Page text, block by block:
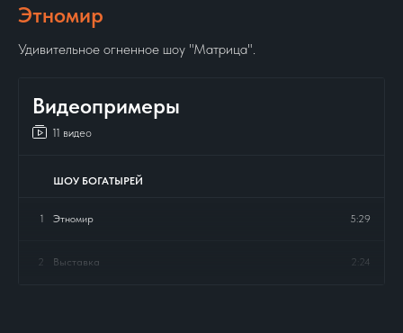
Видеопримеры
11 видео
ШОУ БОГАТЫРЕЙ
1 Этномир 5:29
2 Выставка 2:24
Этномир
Удивительное огненное шоу "Матрица".